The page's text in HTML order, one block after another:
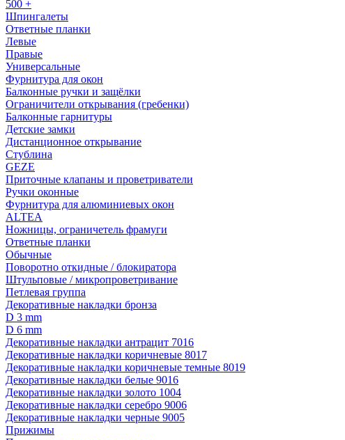
500 +
Шпингалеты
Ответные планки
Левые
Правые
Универсальные
Фурнитура для окон
Балконные ручки и защёлки
Ограничители открывания (гребенки)
Балконные гарнитуры
Детские замки
Дистанционное открывание
Стублина
GEZE
Приточные клапаны и проветриватели
Ручки оконные
Фурнитура для алюминиевых окон
ALTEA
Ножницы, ограничетель фрамуги
Ответные планки
Обычные
Поворотно откидные / блокиратора
Штульповые / микропроветривание
Петлевая группа
Декоративные накладки бронза
D 3 mm
D 6 mm
Декоративные накладки антрацит 7016
Декоративные накладки коричневые 8017
Декоративные накладки коричневые темные 8019
Декоративные накладки белые 9016
Декоративные накладки золото 1004
Декоративные накладки серебро 9006
Декоративные накладки черные 9005
Прижимы